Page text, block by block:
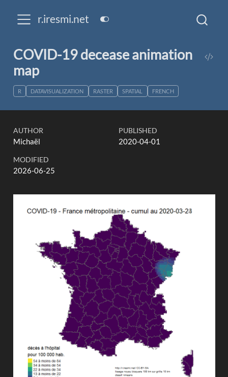
r.iresmi.net
COVID-19 decease animation
map
R DATAVISUALIZATION RASTER SPATIAL FRENCH
AUTHOR
Michaël
PUBLISHED
2020-04-01
MODIFIED
2026-06-25